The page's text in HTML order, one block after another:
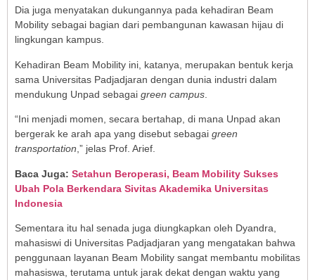
Dia juga menyatakan dukungannya pada kehadiran Beam
Mobility sebagai bagian dari pembangunan kawasan hijau di
lingkungan kampus.
Kehadiran Beam Mobility ini, katanya, merupakan bentuk kerja
sama Universitas Padjadjaran dengan dunia industri dalam
mendukung Unpad sebagai green campus
“Ini menjadi momen, secara bertahap, di mana Unpad akan
bergerak ke arah apa yang disebut sebagai green
transportation ,” jelas Prof. Arief.
Baca Juga: Setahun Beroperasi, Beam Mobility Sukses
Ubah Pola Berkendara Sivitas Akademika Universitas
Indonesia
Sementara itu hal senada juga diungkapkan oleh Dyandra,
mahasiswi di Universitas Padjadjaran yang mengatakan bahwa
penggunaan layanan Beam Mobility sangat membantu mobilitas
mahasiswa, terutama untuk jarak dekat dengan waktu yang